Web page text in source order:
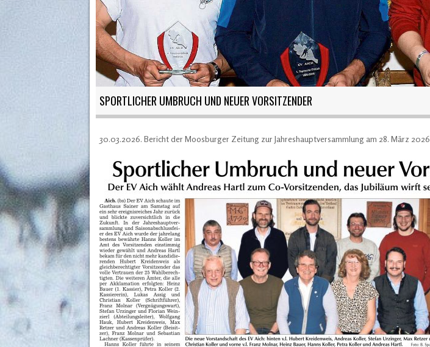
SPORTLICHER UMBRUCH UND NEUER VORSITZENDER
30.03.2026. Bericht der Moosburger Zeitung zur Jahreshauptversammlung am 28. März 2026